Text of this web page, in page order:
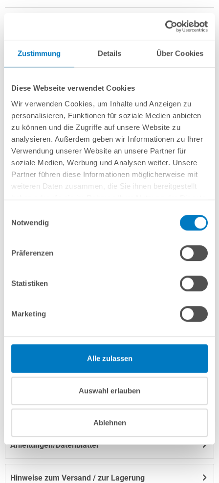
Zustimmung Details Über Cookies
Diese Webseite verwendet Cookies
Wir verwenden Cookies, um Inhalte und Anzeigen zu
personalisieren, Funktionen für soziale Medien anbieten
zu können und die Zugriffe auf unsere Website zu
analysieren. Außerdem geben wir Informationen zu Ihrer
Verwendung unserer Website an unsere Partner für
soziale Medien, Werbung und Analysen weiter. Unsere
Partner führen diese Informationen möglicherweise mit
weiteren Daten zusammen, die Sie ihnen bereitgestellt
Notwendig
Präferenzen
Statistiken
Marketing
Alle zulassen
Auswahl erlauben
Ablehnen
Poolfolie 0,8 mm mitEinhängebiese+Kombi-Spezialhandlauf aus
hochwertigem und stabilem Aluminiumsowie Bodenschienen aus
Kunststoff.
Als PLUS-Setinkl.:
Unterlegvlies 300 g/m²
Einbauskimmer und 2 Einlaufdüsen
SandfilteranlagePOOLSANAPro Next 400 / SPECK PlusPump 7( Made
5-teiliges Wasserpflegeset PLUS
Vergleichen Merken
info(at)poolsana.de Anfrageformular
Produktbeschreibung
Herstellerangaben
Anleitungen/Datenblätter
Hinweise zum Versand / zur Lagerung